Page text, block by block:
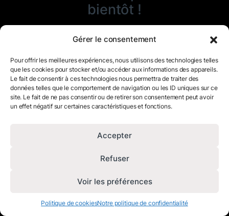
Gérer le consentement
Pour offrir les meilleures expériences, nous utilisons des technologies telles
que les cookies pour stocker et/ou accéder aux informations des appareils.
Le fait de consentir à ces technologies nous permettra de traiter des
données telles que le comportement de navigation ou les ID uniques sur ce
site. Le fait de ne pas consentir ou de retirer son consentement peut avoir
un effet négatif sur certaines caractéristiques et fonctions.
Accepter
Refuser
Voir les préférences
Politique de cookiesNotre politique de confidentialité
bientôt !